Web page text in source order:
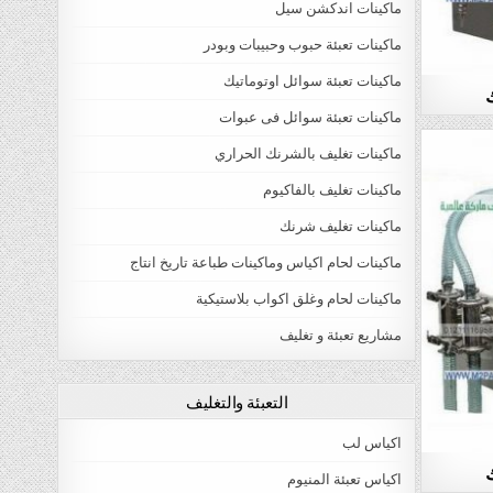
ماكينات اندكشن سيل
ماكينات تعبئة حبوب وحبيبات وبودر
ماكينات تعبئة سوائل اوتوماتيك
ماكينات تعبئة سوائل فى عبوات
ماكينات تغليف بالشرنك الحراري
ماكينات تغليف بالفاكيوم
ماكينات تغليف شرنك
ماكينات لحام اكياس وماكينات طباعة تاريخ انتاج
ماكينات لحام وغلق اكواب بلاستيكية
مشاريع تعبئة و تغليف
التعبئة والتغليف
اكياس لب
اكياس تعبئة المنيوم